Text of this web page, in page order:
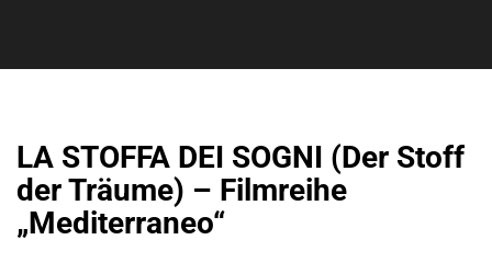
LA STOFFA DEI SOGNI (Der Stoff
der Träume) – Filmreihe
„Mediterraneo“